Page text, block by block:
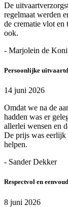
De
regelmaat werden
de crematie vlot en
ook.
- Marjolein de
Persoonlijke
14 juni 2026
Omdat we na de
hadden was er
allerlei wensen en
De prijs was eerlijk
helpen.
- Sander Dekker
Respectvol en
8 juni 2026